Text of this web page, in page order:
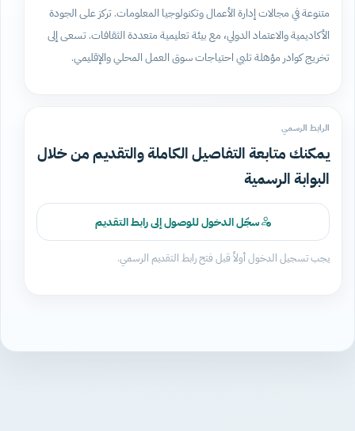
متنوعة في مجالات إدارة الأعمال وتكنولوجيا المعلومات. تركز على الجودة
الأكاديمية والاعتماد الدولي، مع بيئة تعليمية متعددة الثقافات. تسعى إلى
تخريج كوادر مؤهلة تلبي احتياجات سوق العمل المحلي والإقليمي.
الرابط الرسمي
يمكنك متابعة التفاصيل الكاملة والتقديم من خلال
البوابة الرسمية
سجّل الدخول للوصول إلى رابط التقديم
يجب تسجيل الدخول أولاً قبل فتح رابط التقديم الرسمي.